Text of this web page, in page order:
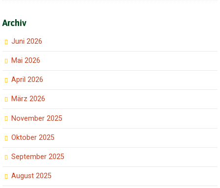
Archiv
Juni 2026
Mai 2026
April 2026
März 2026
November 2025
Oktober 2025
September 2025
August 2025